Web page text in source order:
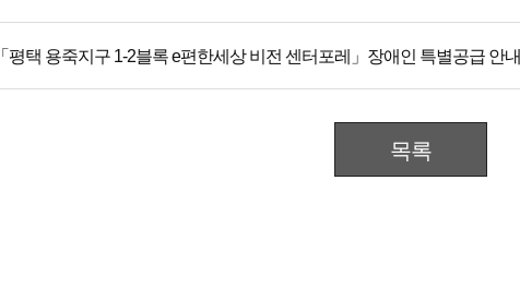
「평택 용죽지구 1-2블록 e편한세상 비전 센터포레」장애인 특별공급 안내
목록